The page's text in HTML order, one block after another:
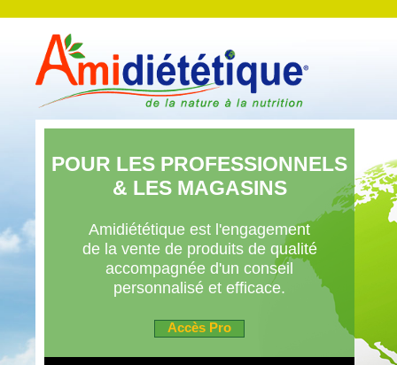
POUR LES PROFESSIONNELS
& LES MAGASINS
Amidiététique est l'engagement
de la vente de produits de qualité
accompagnée d'un conseil
personnalisé et efficace.
Accès Pro